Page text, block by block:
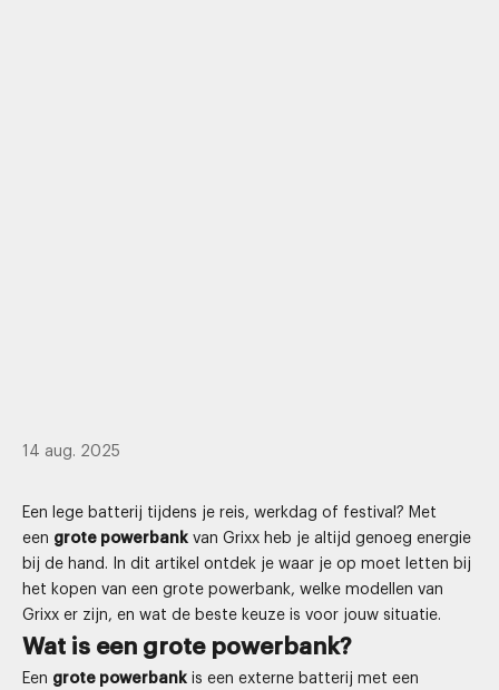
14 aug. 2025
Een lege batterij tijdens je reis, werkdag of festival? Met
een grote powerbank van Grixx heb je altijd genoeg energie
bij de hand. In dit artikel ontdek je waar je op moet letten bij
het kopen van een grote powerbank, welke modellen van
Grixx er zijn, en wat de beste keuze is voor jouw situatie.
Wat is een grote powerbank?
Een grote powerbank is een externe batterij met een